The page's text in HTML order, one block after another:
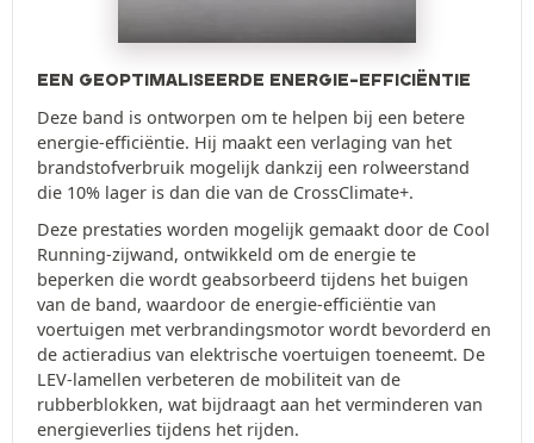
EEN GEOPTIMALISEERDE ENERGIE-EFFICIËNTIE
Deze band is ontworpen om te helpen bij een betere
energie-efficiëntie. Hij maakt een verlaging van het
brandstofverbruik mogelijk dankzij een rolweerstand
die 10% lager is dan die van de CrossClimate+.
Deze prestaties worden mogelijk gemaakt door de Cool
Running-zijwand, ontwikkeld om de energie te
beperken die wordt geabsorbeerd tijdens het buigen
van de band, waardoor de energie-efficiëntie van
voertuigen met verbrandingsmotor wordt bevorderd en
de actieradius van elektrische voertuigen toeneemt. De
LEV-lamellen verbeteren de mobiliteit van de
rubberblokken, wat bijdraagt aan het verminderen van
energieverlies tijdens het rijden.